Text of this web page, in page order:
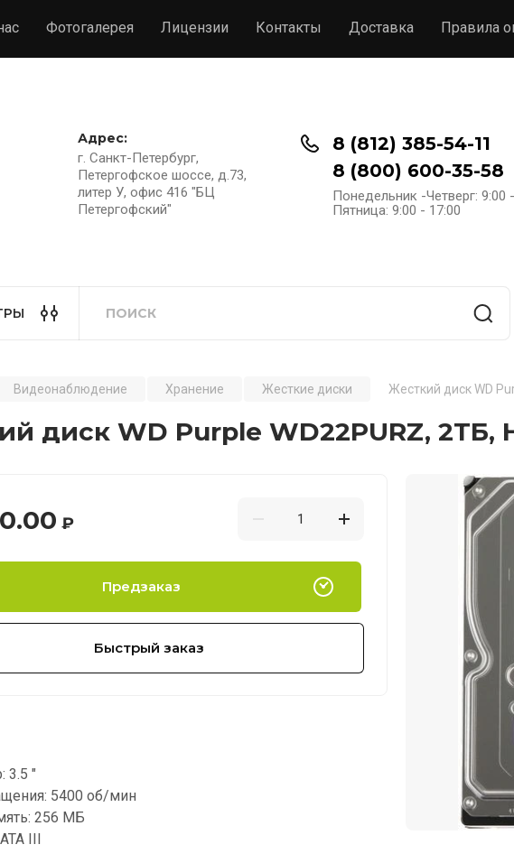
Фотогалерея Лицензии Контакты Доставка Правила
Адрес:
г. Санкт-Петербург,
Петергофское шоссе, д.73,
литер У, офис 416 "БЦ
Петергофский"
8 (812) 385-54-11
8 (800) 600-35-58
Понедельник -Четверг: 9:00
Пятница: 9:00 - 17:00
Видеонаблюдение Хранение Жесткие диски Жесткий диск WD
диск WD Purple WD22PURZ, 2ТБ,
₽
Предзаказ
Быстрый заказ
3.5 "
5400 об/мин
256 МБ
III